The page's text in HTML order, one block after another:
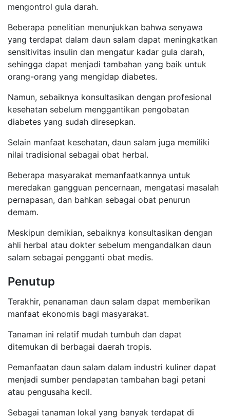
mengontrol gula darah.
Beberapa penelitian menunjukkan bahwa senyawa
yang terdapat dalam daun salam dapat meningkatkan
sensitivitas insulin dan mengatur kadar gula darah,
sehingga dapat menjadi tambahan yang baik untuk
orang-orang yang mengidap diabetes.
Namun, sebaiknya konsultasikan dengan profesional
kesehatan sebelum menggantikan pengobatan
diabetes yang sudah diresepkan.
Selain manfaat kesehatan, daun salam juga memiliki
nilai tradisional sebagai obat herbal.
Beberapa masyarakat memanfaatkannya untuk
meredakan gangguan pencernaan, mengatasi masalah
pernapasan, dan bahkan sebagai obat penurun
demam.
Meskipun demikian, sebaiknya konsultasikan dengan
ahli herbal atau dokter sebelum mengandalkan daun
salam sebagai pengganti obat medis.
Penutup
Terakhir, penanaman daun salam dapat memberikan
manfaat ekonomis bagi masyarakat.
Tanaman ini relatif mudah tumbuh dan dapat
ditemukan di berbagai daerah tropis.
Pemanfaatan daun salam dalam industri kuliner dapat
menjadi sumber pendapatan tambahan bagi petani
atau pengusaha kecil.
Sebagai tanaman lokal yang banyak terdapat di